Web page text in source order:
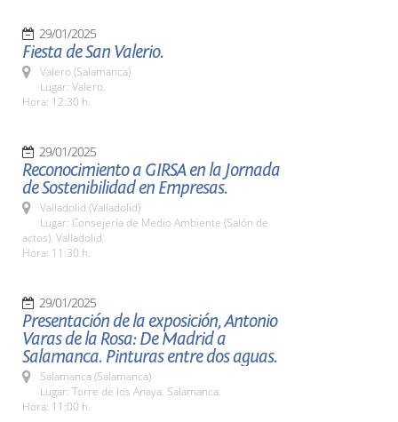
29/01/2025
Fiesta de San Valerio.
Valero (Salamanca)
Lugar: Valero.
Hora: 12:30 h.
29/01/2025
Reconocimiento a GIRSA en la Jornada
de Sostenibilidad en Empresas.
Valladolid (Valladolid)
Lugar: Consejería de Medio Ambiente (Salón de
actos). Valladolid
Hora: 11:30 h.
29/01/2025
Presentación de la exposición, Antonio
Varas de la Rosa: De Madrid a
Salamanca. Pinturas entre dos aguas.
Salamanca (Salamanca)
Lugar: Torre de los Anaya. Salamanca.
Hora: 11:00 h.